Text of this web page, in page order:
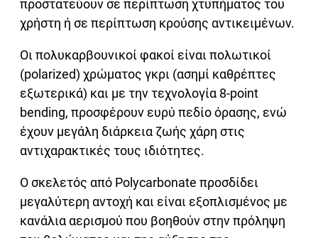
προστατεύουν σε περίπτωση χτυπήματος του
χρήστη ή σε περίπτωση κρούσης αντικειμένων.
Οι πολυκαρβουνικοί φακοί είναι πολωτικοί
(polarized) χρώματος γκρι (ασημί καθρέπτες
εξωτερικά) και με την τεχνολογία 8-point
bending, προσφέρουν ευρύ πεδίο όρασης, ενώ
έχουν μεγάλη διάρκεια ζωής χάρη στις
αντιχαρακτικές τους ιδιότητες.
Ο σκελετός από Polycarbonate προσδίδει
μεγαλύτερη αντοχή και είναι εξοπλισμένος με
κανάλια αερισμού που βοηθούν στην πρόληψη